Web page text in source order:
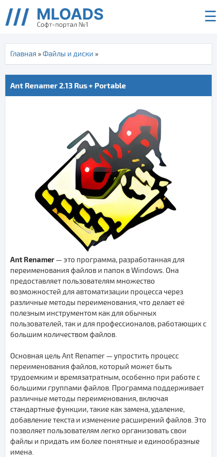
☰
Главная »Файлы и диски »
Ant Renamer 2.13 Rus + Portable
Ant Renamer— это программа, разработанная для
переименования файлов и папок в Windows. Она
предоставляет пользователям множество
возможностей для автоматизации процесса через
различные методы переименования, что делает её
полезным инструментом как для обычных
пользователей, так и для профессионалов, работающих с
большим количеством файлов.
Основная цель Ant Renamer — упростить процесс
переименования файлов, который может быть
трудоемким и времязатратным, особенно при работе с
большими группами файлов. Программа поддерживает
различные методы переименования, включая
стандартные функции, такие как замена, удаление,
добавление текста и изменение расширений файлов. Это
позволяет пользователям легко организовать свои
файлы и придать им более понятные и единообразные
имена.